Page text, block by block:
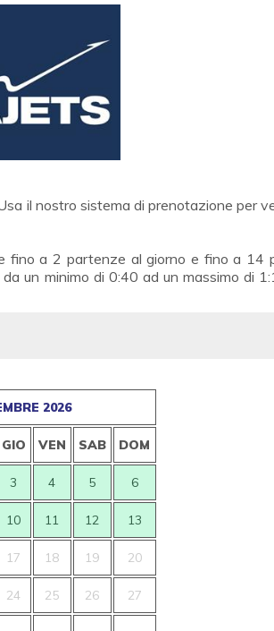
il nostro sistema di prenotazione per
fino a 2 partenze al giorno e fino a 14
un minimo di 0:40 ad un massimo di
2026
GIO VEN SAB DOM
3 4 5 6
10 11 12 13
17 18 19 20
24 25 26 27